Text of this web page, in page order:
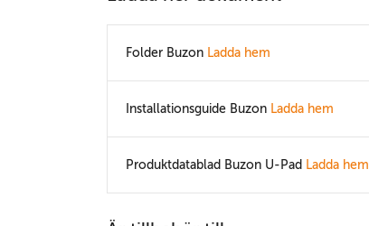
Folder Buzon Ladda hem
Installationsguide Buzon Ladda hem
Produktdatablad Buzon U-Pad Ladda hem